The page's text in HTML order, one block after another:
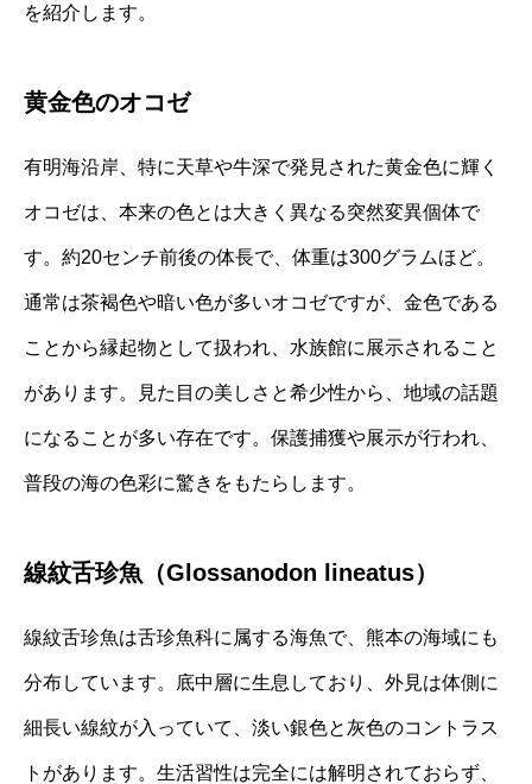
を紹介します。
黄金色のオコゼ
有明海沿岸、特に天草や牛深で発見された黄金色に輝く
オコゼは、本来の色とは大きく異なる突然変異個体で
す。約20センチ前後の体長で、体重は300グラムほど。
通常は茶褐色や暗い色が多いオコゼですが、金色である
ことから縁起物として扱われ、水族館に展示されること
があります。見た目の美しさと希少性から、地域の話題
になることが多い存在です。保護捕獲や展示が行われ、
普段の海の色彩に驚きをもたらします。
線紋舌珍魚（Glossanodon lineatus）
線紋舌珍魚は舌珍魚科に属する海魚で、熊本の海域にも
分布しています。底中層に生息しており、外見は体側に
細長い線紋が入っていて、淡い銀色と灰色のコントラス
トがあります。生活習性は完全には解明されておらず、